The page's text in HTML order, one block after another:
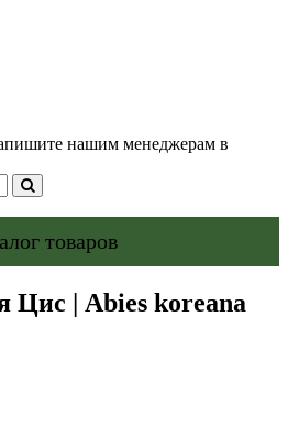
нашим менеджерам в
товаров
Цис | Abies koreana